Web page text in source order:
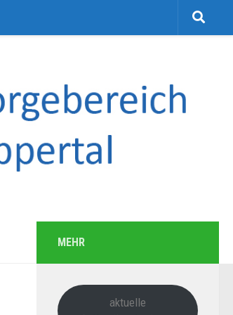
MEHR
aktuelle